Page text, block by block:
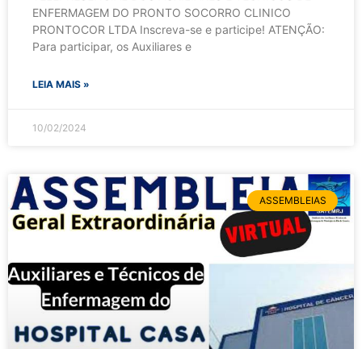
ENFERMAGEM DO PRONTO SOCORRO CLINICO
PRONTOCOR LTDA Inscreva-se e participe! ATENÇÃO:
Para participar, os Auxiliares e
LEIA MAIS »
10/02/2024
ASSEMBLEIAS